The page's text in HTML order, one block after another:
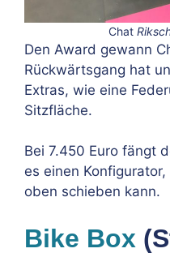
Chat
Den Award gewann
Rückwärtsgang hat
Extras, wie eine
Sitzfläche.
Bei 7.450 Euro fängt
es einen
oben schieben kann.
Bike Box